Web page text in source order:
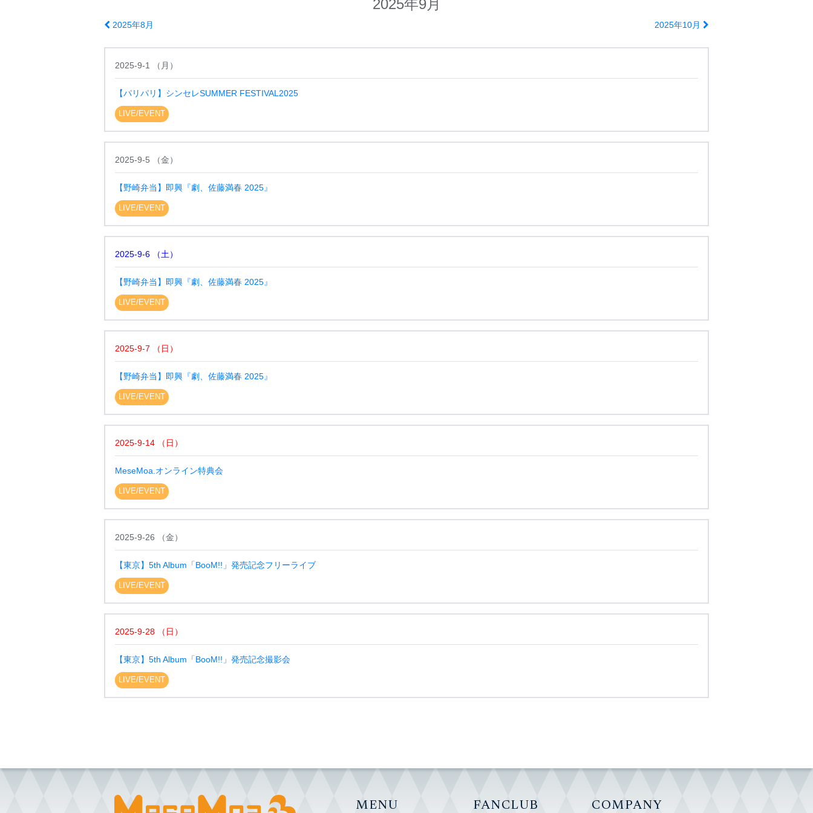
2025年9月
2025年8月 2025年10月
2025-9-1 （ 月 ）
【パリパリ】シンセレSUMMER FESTIVAL2025
LIVE/EVENT
2025-9-5 （金）
【野崎弁当】即興『劇、佐藤満春 2025』
LIVE/EVENT
2025-9-6 （土）
【野崎弁当】即興『劇、佐藤満春 2025』
LIVE/EVENT
2025-9-7 （ 日 ）
【野崎弁当】即興『劇、佐藤満春 2025』
LIVE/EVENT
2025-9-14 （ 日 ）
MeseMoa.オンライン特典会
LIVE/EVENT
2025-9-26 （金）
【東京】5th Album「BooM!!」発売記念フリーライブ
LIVE/EVENT
2025-9-28 （ 日 ）
【東京】5th Album「BooM!!」発売記念撮影会
LIVE/EVENT
MENU FANCLUB COMPANY